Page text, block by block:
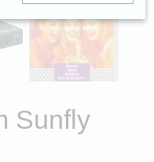
Sunfly